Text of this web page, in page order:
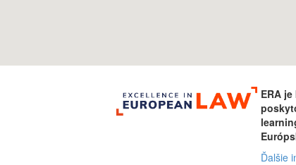
ERA
Ďalšie